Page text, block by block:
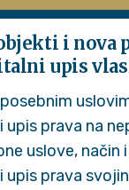
i nova
upis
upis prava na
uslove, način
prava